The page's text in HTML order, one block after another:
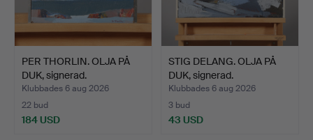
PER THORLIN. OLJA PÅ
DUK, signerad.
Klubbades 6 aug 2026
22 bud
184 USD
STIG DELANG. OLJA PÅ
DUK, signerad.
Klubbades 6 aug 2026
3 bud
43 USD